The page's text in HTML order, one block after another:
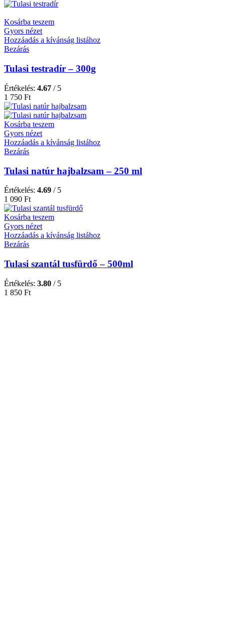
Kosárba teszem
Gyors nézet
Hozzáadás a kívánság listához
Bezárás
Tulasi testradír – 300g
Értékelés: 4.67 / 5
1 750 Ft
Kosárba teszem
Gyors nézet
Hozzáadás a kívánság listához
Bezárás
Tulasi natúr hajbalzsam – 250 ml
Értékelés: 4.69 / 5
1 090 Ft
Kosárba teszem
Gyors nézet
Hozzáadás a kívánság listához
Bezárás
Tulasi szantál tusfürdő – 500ml
Értékelés: 3.80 / 5
1 850 Ft